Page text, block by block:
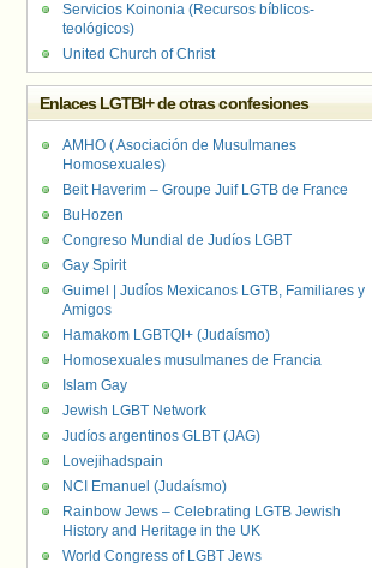
Servicios Koinonia (Recursos bíblicos-
teológicos)
United Church of Christ
Enlaces LGTBI+ de otras confesiones
AMHO ( Asociación de Musulmanes
Homosexuales)
Beit Haverim – Groupe Juif LGTB de France
BuHozen
Congreso Mundial de Judíos LGBT
Gay Spirit
Guimel | Judíos Mexicanos LGTB, Familiares y
Amigos
Hamakom LGBTQI+ (Judaísmo)
Homosexuales musulmanes de Francia
Islam Gay
Jewish LGBT Network
Judíos argentinos GLBT (JAG)
Lovejihadspain
NCI Emanuel (Judaísmo)
Rainbow Jews – Celebrating LGTB Jewish
History and Heritage in the UK
World Congress of LGBT Jews